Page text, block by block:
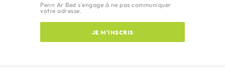
Penn Ar Bed s'engage à ne pas communiquer
votre adresse.
JE M'INSCRIS